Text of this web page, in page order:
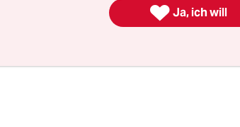
 Ja, ich will